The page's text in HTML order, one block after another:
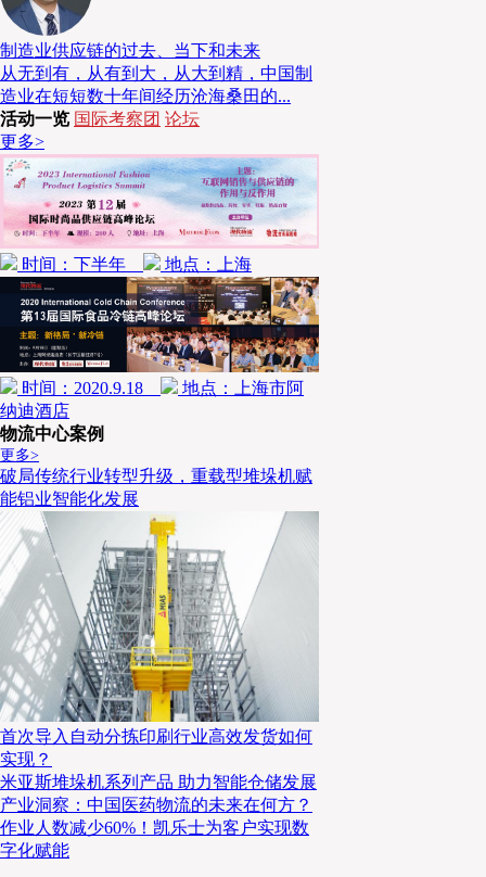
据统计，2021年中国冷链物流市场规模达到
链总需求量为3.02亿吨，传统果蔬、肉类食品与预
提升，我们看到了食品冷链当前的发展现状与物流
在眺望供应链发展远景之时，我们希望通过本届论
的思想碰撞与前瞻观点。
预制菜的5年实践—3R产品的开发和市
本届论坛议题一“数字时代的食品供应链
售代表的盒马3R商品中心总经理田鑫
3R产品的开发和市场推广》。
盒马3R商品中心总经理 田鑫
田鑫
制造业供应链的过去、当下和未来
从无到有，从有到大，从大到精，中国制
造业在短短数十年间经历沧海桑田的...
活动一览 国际考察团 论坛
更多>
时间：下半年 地点：上海
时间：2020.9.18
地点：上海市阿
纳迪酒店
物流中心案例
更多>
破局传统行业转型升级，重载型堆垛机赋
能铝业智能化发展
首次导入自动分拣印刷行业高效发货如何
实现？
米亚斯堆垛机系列产品 助力智能仓储发展
产业洞察：中国医药物流的未来在何方？
作业人数减少60%！凯乐士为客户实现数
字化赋能